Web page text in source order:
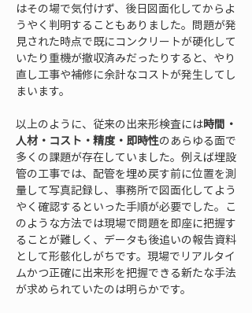
はその場で気付けず、後日図面化してからよ
うやく判明することもありました。問題が発
見された時点で既にコンクリートが硬化して
いたり重機が撤収済みだったりすると、やり
直し工事や補修に余計なコストが発生してし
まいます。
以上のように、従来の出来形検査には時間・
人材・コスト・精度・即時性のあらゆる面で
多くの課題が存在していました。例えば埋設
管の工事では、配管を埋め戻す前に位置を測
量して写真記録し、事務所で図面化してよう
やく確認するといった手順が必要でした。こ
のような方法では現場で問題を即座に把握す
ることが難しく、データも後追いの報告資料
として形骸化しがちです。現場でリアルタイ
ムかつ正確に出来形を把握できる新たな手法
が求められていたのは明らかです。